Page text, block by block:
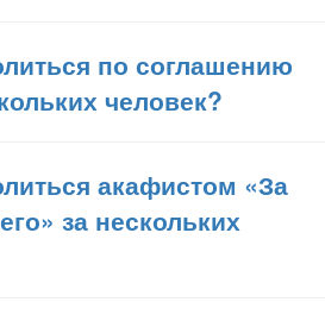
по соглашению
человек?
акафистом «За
за нескольких